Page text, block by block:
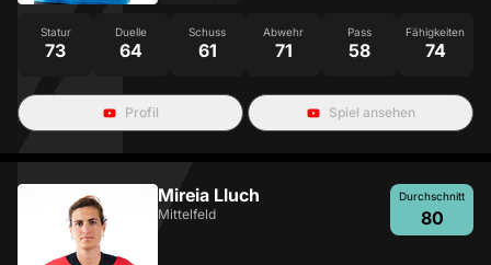
Statur
73
Duelle
64
Schuss
61
Abwehr
71
Pass
58
Fähigkeiten
74
Profil Spiel ansehen
Mireia Lluch
Mittelfeld
Durchschnitt
80